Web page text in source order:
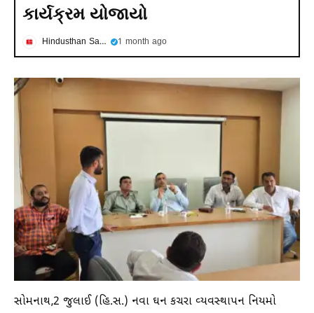
કાર્યક્રમ યોજાયો
Hindusthan Samachar 1 month ago
સોમનાથ,2 જુલાઈ (હિ.સ.) નવા ઘન કચરા વ્યવસ્થાપન નિયમો